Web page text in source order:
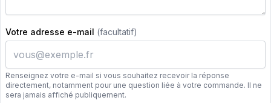
Votre adresse e-mail (facultatif)
Renseignez votre e-mail si vous souhaitez recevoir la réponse
directement, notamment pour une question liée à votre commande. Il ne
sera jamais affiché publiquement.